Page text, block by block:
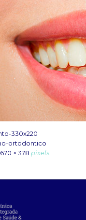
330x220
ortodontico
670 × 378 pixels